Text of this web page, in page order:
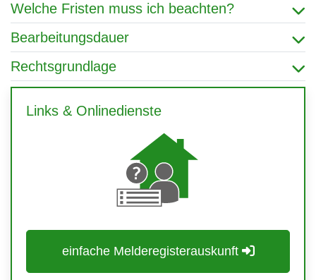
Welche Fristen muss ich beachten?
Bearbeitungsdauer
Rechtsgrundlage
Links & Onlinedienste
einfache Melderegisterauskunft